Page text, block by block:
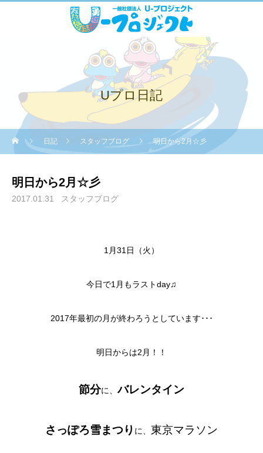
Uプロ日記
日記 スタッフブログ 明日から2月☆彡
明日から2月☆彡
2017.01.31 スタッフブログ
1月31日（火）
今日で1月もラストday♫
2017年最初の月が終わろうとしています･･･
明日からは2月！！
節分に、バレンタイン
さっぽろ雪まつり に、 東京マラソン